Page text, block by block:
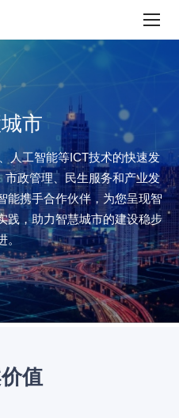
市
人工智能等ICT技术的快速发
市政管理、民生服务和产业发
能携手合作伙伴，为您呈现智
践，助力智慧城市的建设稳步
。
值